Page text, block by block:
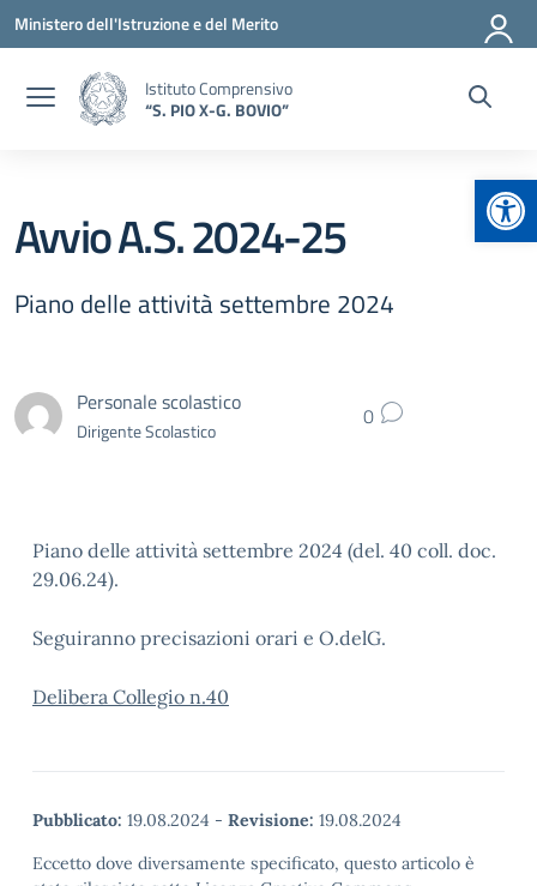
Vai ai contenuti
Vai al menu di navigazione
Vai al footer
Ministero dell'Istruzione e del Merito
Istituto Comprensivo
“S. PIO X-G. BOVIO”
Avvio A.S. 2024-25
Piano delle attività settembre 2024
Personale scolastico
Dirigente Scolastico 0
Piano delle attività settembre 2024 (del. 40 coll. doc.
29.06.24).
Seguiranno precisazioni orari e O.delG.
Delibera Collegio n.40
Pubblicato: 19.08.2024 - Revisione: 19.08.2024
Eccetto dove diversamente specificato, questo articolo è